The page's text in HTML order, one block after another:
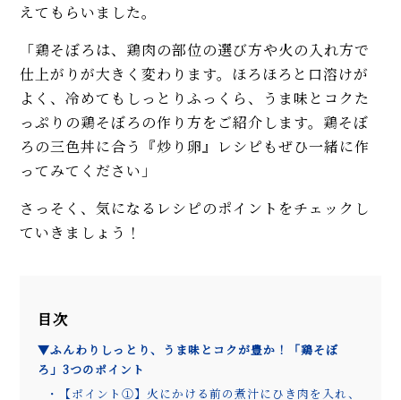
えてもらいました。
「鶏そぼろは、鶏肉の部位の選び方や火の入れ方で
仕上がりが大きく変わります。ほろほろと口溶けが
よく、冷めてもしっとりふっくら、うま味とコクた
っぷりの鶏そぼろの作り方をご紹介します。鶏そぼ
ろの三色丼に合う『炒り卵』レシピもぜひ一緒に作
ってみてください」
さっそく、気になるレシピのポイントをチェックし
ていきましょう！
目次
▼ふんわりしっとり、うま味とコクが豊か！「鶏そぼ
ろ」3つのポイント
・【ポイント①】火にかける前の煮汁にひき肉を入れ、
銀座アスターの名物「肉団子の
甘酢あんかけ」簡単レシピ。ふ
っくら食感が大人気♡
MORE